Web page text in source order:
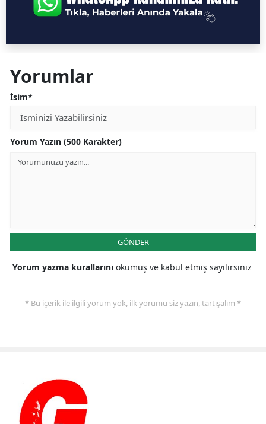
Yorumlar
İsim*
Yorum Yazın (500 Karakter)
GÖNDER
Yorum yazma kurallarını okumuş ve kabul etmiş sayılırsınız
* Bu içerik ile ilgili yorum yok, ilk yorumu siz yazın, tartışalım *